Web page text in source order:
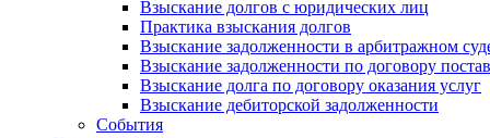
Взыскание долгов с юридических лиц
Практика взыскания долгов
Взыскание задолженности в арбитражном
Взыскание задолженности по договору
Взыскание долга по договору оказания услуг
Взыскание дебиторской задолженности
События